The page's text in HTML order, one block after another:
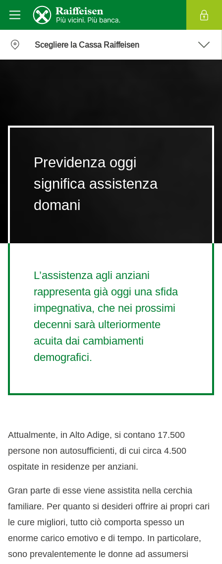
Scegliere la Cassa Raiffeisen
Previdenza oggi
significa assistenza
domani
L’assistenza agli anziani
rappresenta già oggi una sfida
impegnativa, che nei prossimi
decenni sarà ulteriormente
acuita dai cambiamenti
demografici.
Attualmente, in Alto Adige, si contano 17.500
persone non autosufficienti, di cui circa 4.500
ospitate in residenze per anziani.
Gran parte di esse viene assistita nella cerchia
familiare. Per quanto si desideri offrire ai propri cari
le cure migliori, tutto ciò comporta spesso un
enorme carico emotivo e di tempo. In particolare,
sono prevalentemente le donne ad assumersi